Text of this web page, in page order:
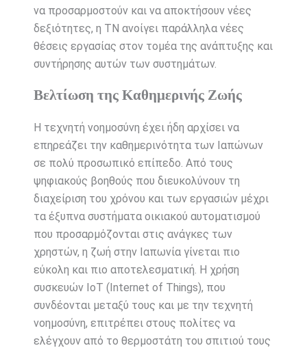
να προσαρμοστούν και να αποκτήσουν νέες
δεξιότητες, η ΤΝ ανοίγει παράλληλα νέες
θέσεις εργασίας στον τομέα της ανάπτυξης και
συντήρησης αυτών των συστημάτων.
Βελτίωση της Καθημερινής Ζωής
Η τεχνητή νοημοσύνη έχει ήδη αρχίσει να
επηρεάζει την καθημερινότητα των Ιαπώνων
σε πολύ προσωπικό επίπεδο. Από τους
ψηφιακούς βοηθούς που διευκολύνουν τη
διαχείριση του χρόνου και των εργασιών μέχρι
τα έξυπνα συστήματα οικιακού αυτοματισμού
που προσαρμόζονται στις ανάγκες των
χρηστών, η ζωή στην Ιαπωνία γίνεται πιο
εύκολη και πιο αποτελεσματική. Η χρήση
συσκευών IoT (Internet of Things), που
συνδέονται μεταξύ τους και με την τεχνητή
νοημοσύνη, επιτρέπει στους πολίτες να
ελέγχουν από το θερμοστάτη του σπιτιού τους